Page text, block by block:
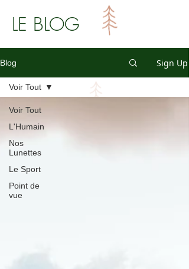
LE BLOG
Blog Sign Up
Voir Tout
L'Humain
Nos
Lunettes
Le Sport
Point de
vue
Voir Tout